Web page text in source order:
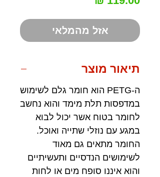
אזל מהמלאי
תיאור מוצר
ה-PETG הוא חומר גלם לשימוש
במדפסות תלת מימד והוא נחשב
לחומר בטוח אשר יכול לבוא
במגע עם נוזלי שתייה ואוכל.
החומר מתאים גם מאוד
לשימושים הנדסיים ותעשיתיים
והוא איננו סופח מים או לחות